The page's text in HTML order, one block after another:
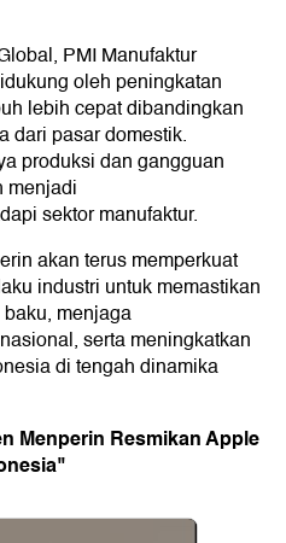
PMI Manufaktur
oleh peningkatan
lebih cepat dibandingkan
dari pasar domestik.
produksi dan gangguan
menjadi
sektor manufaktur.
akan terus memperkuat
industri untuk memastikan
menjaga
serta meningkatkan
di tengah dinamika
Menperin Resmikan Apple